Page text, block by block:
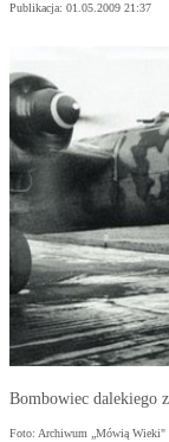
Publikacja: 01.05.2009 21:37
Bombowiec dalekiego
Foto: Archiwum „Mówią Wieki"